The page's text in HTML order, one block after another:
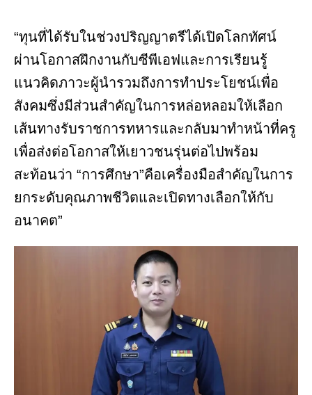
“ทุนที่ได้รับในช่วงปริญญาตรีได้เปิดโลกทัศน์
ผ่านโอกาสฝึกงานกับซีพีเอฟและการเรียนรู้
แนวคิดภาวะผู้นำรวมถึงการทำประโยชน์เพื่อ
สังคมซึ่งมีส่วนสำคัญในการหล่อหลอมให้เลือก
เส้นทางรับราชการทหารและกลับมาทำหน้าที่ครู
เพื่อส่งต่อโอกาสให้เยาวชนรุ่นต่อไปพร้อม
สะท้อนว่า “การศึกษา”คือเครื่องมือสำคัญในการ
ยกระดับคุณภาพชีวิตและเปิดทางเลือกให้กับ
อนาคต”